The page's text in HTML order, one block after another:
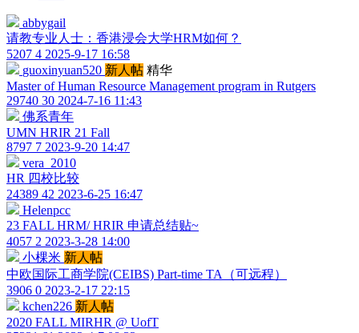
abbygail
请教专业人士：香港浸会大学HRM如何？
5207 4 2025-9-17 16:58
guoxinyuan520 新人帖 精华
Master of Human Resource Management program in Rutgers
29740 30 2024-7-16 11:43
佛系青年
UMN HRIR 21 Fall
8797 7 2023-9-20 14:47
vera_2010
HR 四校比较
24389 42 2023-6-25 16:47
Helenpcc
23 FALL HRM/ HRIR 申请总结贴~
4057 2 2023-3-28 14:00
小棵米 新人帖
中欧国际工商学院(CEIBS) Part-time TA（可远程）
3906 0 2023-2-17 22:15
kchen226 新人帖
2020 FALL MIRHR @ UofT